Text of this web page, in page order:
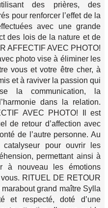
des prières, des
pour renforcer l’effet de la
avec une grande
des lois de la nature et de
AFFECTIF AVEC PHOTO!
photo vise à éliminer les
vous et votre être cher, à
et à raviver la passion qui
la communication, la
dans la relation.
AVEC PHOTO! Il est
de retour d’affection avec
de l’autre personne. Au
pour ouvrir les
permettant ainsi à
à nouveau les émotions
RITUEL DE RETOUR
grand maître Sylla
et respecté, doté d’une